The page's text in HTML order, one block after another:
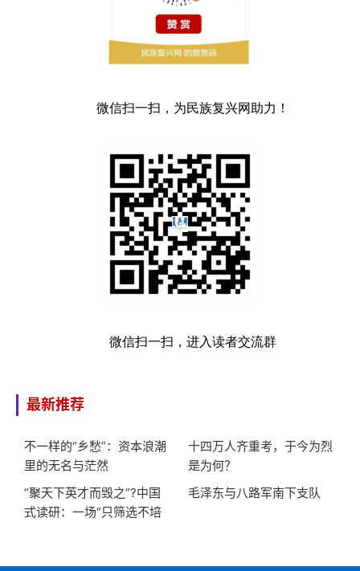
微信扫一扫，为民族复兴网助力！
微信扫一扫，进入读者交流群
最新推荐
不一样的“乡愁”：资本浪潮
里的无名与茫然
十四万人齐重考，于今为烈
是为何？
“聚天下英才而毁之”?中国
式读研：一场“只筛选不培
毛泽东与八路军南下支队